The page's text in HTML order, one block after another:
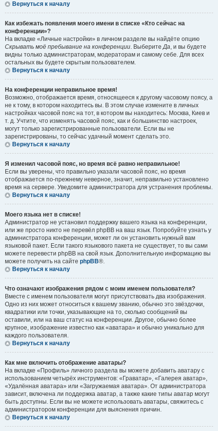
Вернуться к началу
Как избежать появления моего имени в списке «Кто сейчас на
конференции»?
На вкладке «Личные настройки» в личном разделе вы найдёте опцию
Скрывать моё пребывание на конференции. ВыберитеДа, и вы будете
видны только администраторам, модераторам и самому себе. Для всех
остальных вы будете скрытым пользователем.
Вернуться к началу
На конференции неправильное время!
Возможно, отображается время, относящееся к другому часовому поясу, а
не к тому, в котором находитесь вы. В этом случае измените в личных
настройках часовой пояс на тот, в котором вы находитесь: Москва, Киев и
т. д. Учтите, что изменять часовой пояс, как и большинство настроек,
могут только зарегистрированные пользователи. Если вы не
зарегистрированы, то сейчас удачный момент сделать это.
Вернуться к началу
Я изменил часовой пояс, но время всё равно неправильное!
Если вы уверены, что правильно указали часовой пояс, но время
отображается по-прежнему неверное, значит, неправильно установлено
время на сервере. Уведомите администратора для устранения проблемы.
Вернуться к началу
Моего языка нет в списке!
Администратор не установил поддержку вашего языка на конференции,
или же просто никто не перевёл phpBB на ваш язык. Попробуйте узнать у
администратора конференции, может ли он установить нужный вам
языковой пакет. Если такого языкового пакета не существует, то вы сами
можете перевести phpBB на свой язык. Дополнительную информацию вы
можете получить на сайте phpBB®.
Вернуться к началу
Что означают изображения рядом с моим именем пользователя?
Вместе с именем пользователя могут присутствовать два изображения.
Одно из них может относиться к вашему званию, обычно это звёздочки,
квадратики или точки, указывающие на то, сколько сообщений вы
оставили, или на ваш статус на конференции. Другое, обычно более
крупное, изображение известно как «аватара» и обычно уникально для
каждого пользователя.
Вернуться к началу
Как мне включить отображение аватары?
На вкладке «Профиль» личного раздела вы можете добавить аватару с
использованием четырёх инструментов: «Граватар», «Галерея аватар»,
«Удалённая аватара» или «Загружаемая аватара». От администратора
зависит, включена ли поддержка аватар, а также какие типы аватар могут
быть доступны. Если вы не можете использовать аватары, свяжитесь с
администратором конференции для выяснения причин.
Вернуться к началу